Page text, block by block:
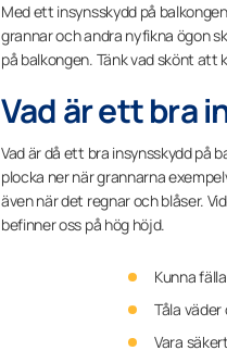
Med ett insynsskydd på
grannar och andra nyfikna ögon
på balkongen. Tänk vad skönt att
Vad är ett bra
Vad är då ett bra insynsskydd på
plocka ner när grannarna
även när det regnar och blåser.
befinner oss på hög höjd.
Kunna
Tåla väder
Vara